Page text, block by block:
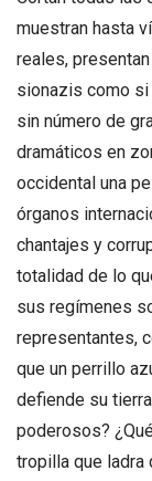
muestran hasta
reales,
sionazis como si
sin número de
dramáticos en
occidental una
órganos
chantajes y
totalidad de lo
sus regímenes
representantes,
que un perrillo
defiende su
poderosos?
tropilla que ladra